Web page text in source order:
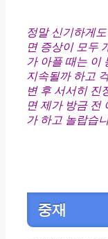
정말 신기하게
면 증상이 모두
가 아플 때는 이
지속될까 하고
변 후 서서히 진
면 제가 방금 전
가 하고 놀랍습
중재